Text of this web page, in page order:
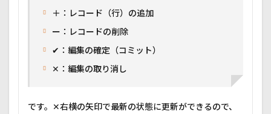
＋：レコード（行）の追加
ー：レコードの削除
✔：編集の確定（コミット）
✕：編集の取り消し
です。✕右横の矢印で最新の状態に更新ができるので、